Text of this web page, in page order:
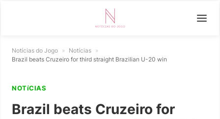
Notícias do Jogo » Notícias »
Brazil beats Cruzeiro for third straight Brazilian U-20 win
NOTíCIAS
Brazil beats Cruzeiro for